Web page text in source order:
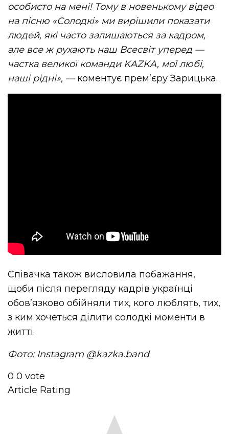
особисто на мені! Тому в новенькому відео
на пісню «Солодкі» ми вирішили показати
людей, які часто залишаються за кадром,
але все ж рухають наш Всесвіт уперед —
частка великої команди KAZKA, мої любі,
наші рідні», —коментує прем’єру Зарицька.
Співачка також висловила побажання,
щоби після перегляду кадрів українці
обов’язково обійняли тих, кого люблять, тих,
з ким хочеться ділити солодкі моменти в
житті.
Фото: Instagram @kazka.band
0 0 vote
Article Rating